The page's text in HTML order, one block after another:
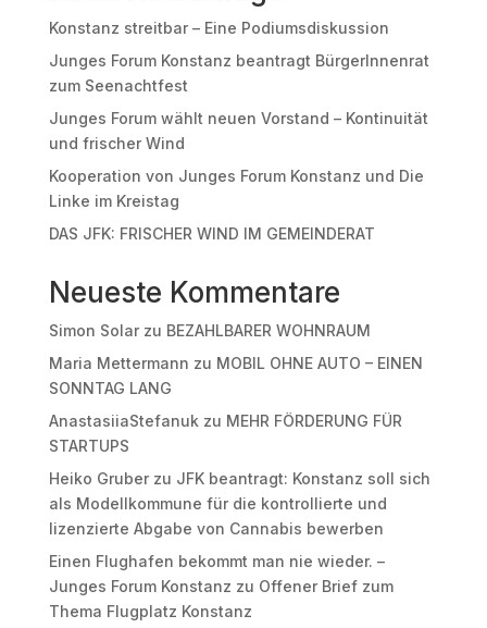
Konstanz streitbar – Eine Podiumsdiskussion
Junges Forum Konstanz beantragt BürgerInnenrat
zum Seenachtfest
Junges Forum wählt neuen Vorstand – Kontinuität
und frischer Wind
Kooperation von Junges Forum Konstanz und Die
Linke im Kreistag
DAS JFK: FRISCHER WIND IM GEMEINDERAT
Neueste Kommentare
Simon Solarzu BEZAHLBARER WOHNRAUM
Maria Mettermann zu MOBIL OHNE AUTO – EINEN
SONNTAG LANG
AnastasiiaStefanuk zu MEHR FÖRDERUNG FÜR
STARTUPS
Heiko Gruberzu JFK beantragt: Konstanz soll sich
als Modellkommune für die kontrollierte und
lizenzierte Abgabe von Cannabis bewerben
Einen Flughafen bekommt man nie wieder. –
Junges Forum Konstanz zu Offener Brief zum
Thema Flugplatz Konstanz